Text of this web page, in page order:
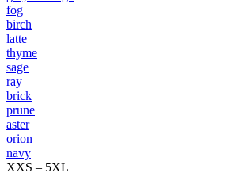
fog
birch
latte
thyme
sage
ray
brick
prune
aster
orion
navy
XXS – 5XL